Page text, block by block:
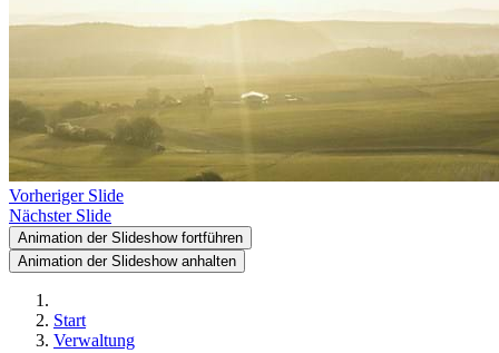
Vorheriger Slide
Nächster Slide
Animation der Slideshow fortführen
Animation der Slideshow anhalten
Start
Verwaltung